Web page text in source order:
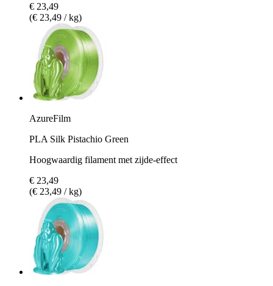
€ 23,49
(€ 23,49 / kg)
AzureFilm
PLA Silk Pistachio Green
Hoogwaardig filament met zijde-effect
€ 23,49
(€ 23,49 / kg)